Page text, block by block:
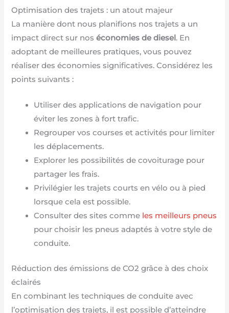
Optimisation des trajets : un atout majeur
La manière dont nous planifions nos trajets a un
impact direct sur noséconomies de diesel. En
adoptant de meilleures pratiques, vous pouvez
réaliser des économies significatives. Considérez les
points suivants :
Utiliser des applications de navigation pour
éviter les zones à fort trafic.
Regrouper vos courses et activités pour limiter
les déplacements.
Explorer les possibilités de covoiturage pour
partager les frais.
Privilégier les trajets courts en vélo ou à pied
lorsque cela est possible.
Consulter des sites comme les meilleurs pneus
pour choisir les pneus adaptés à votre style de
conduite.
Réduction des émissions de CO2 grâce à des choix
éclairés
En combinant les techniques de conduite avec
l’optimisation des trajets, il est possible d’atteindre